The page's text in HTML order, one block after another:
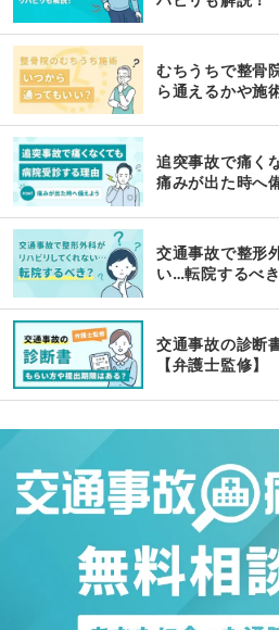
むちうちで整骨
ら通えるかや施
追突事故で痛く
痛みが出た時へ
交通事故で整形
い…転院するべ
交通事故の診断
【弁護士監修】